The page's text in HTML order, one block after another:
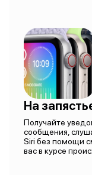
На
Получайте
сообщения,
Siri без помощи
вас в курсе